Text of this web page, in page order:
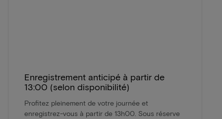
Enregistrement anticipé à partir de
13:00 (selon disponibilité)
Profitez pleinement de votre journée et
enregistrez-vous à partir de 13h00. Sous réserve